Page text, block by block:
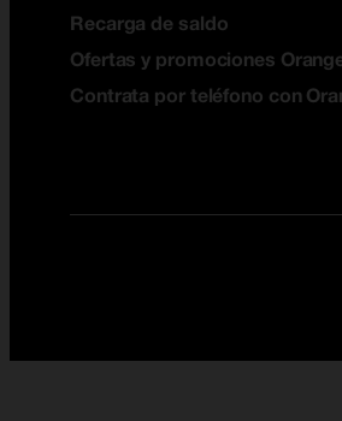
Recarga de saldo
Ofertas y promociones
Contrata por teléfono con